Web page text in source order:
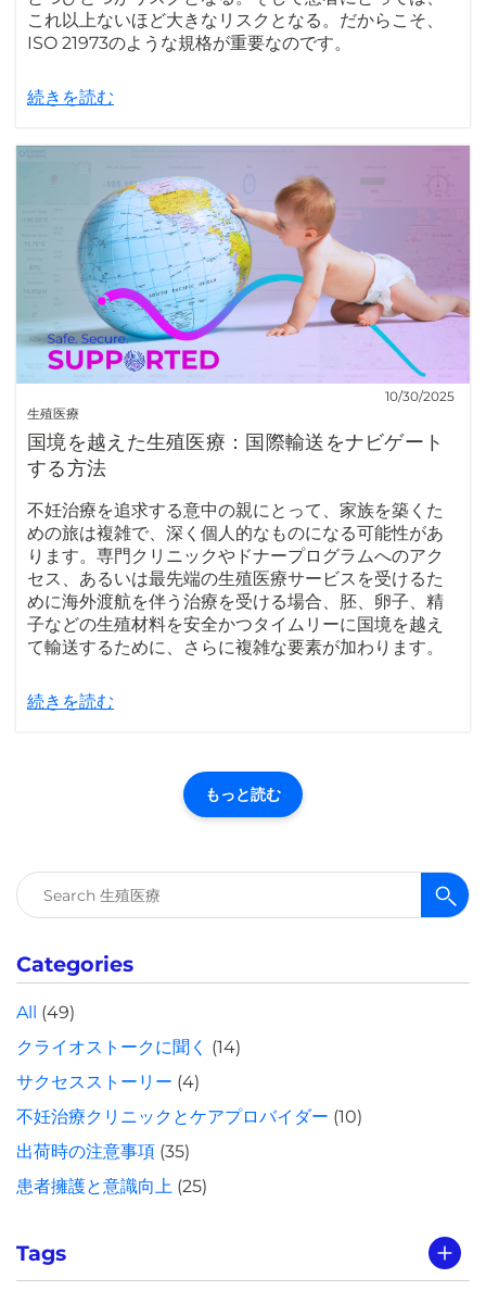
これ以上ないほど大きなリスクとなる。だからこそ、
ISO 21973のような規格が重要なのです。
続きを読む
生殖医療
10/30/2025
国境を越えた生殖医療：国際輸送をナビゲート
する方法
不妊治療を追求する意中の親にとって、家族を築くた
めの旅は複雑で、深く個人的なものになる可能性があ
ります。専門クリニックやドナープログラムへのアク
セス、あるいは最先端の生殖医療サービスを受けるた
めに海外渡航を伴う治療を受ける場合、胚、卵子、精
子などの生殖材料を安全かつタイムリーに国境を越え
て輸送するために、さらに複雑な要素が加わります。
続きを読む
もっと読む
検
索:
Categories
All (49)
クライオストークに聞く (14)
サクセスストーリー (4)
不妊治療クリニックとケアプロバイダー (10)
出荷時の注意事項 (35)
患者擁護と意識向上 (25)
Tags